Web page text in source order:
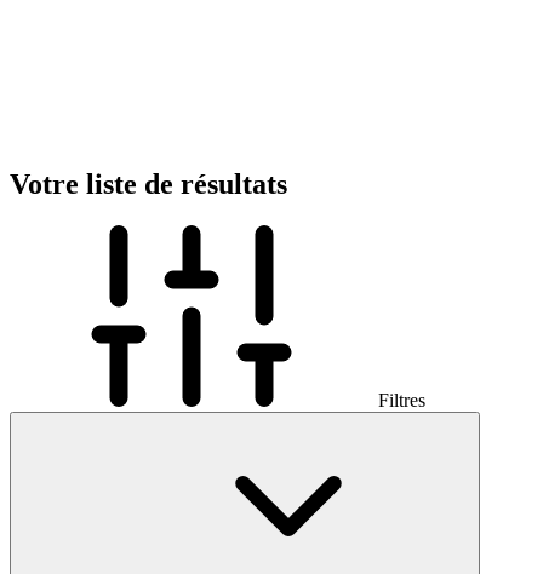
Votre liste de résultats
Filtres